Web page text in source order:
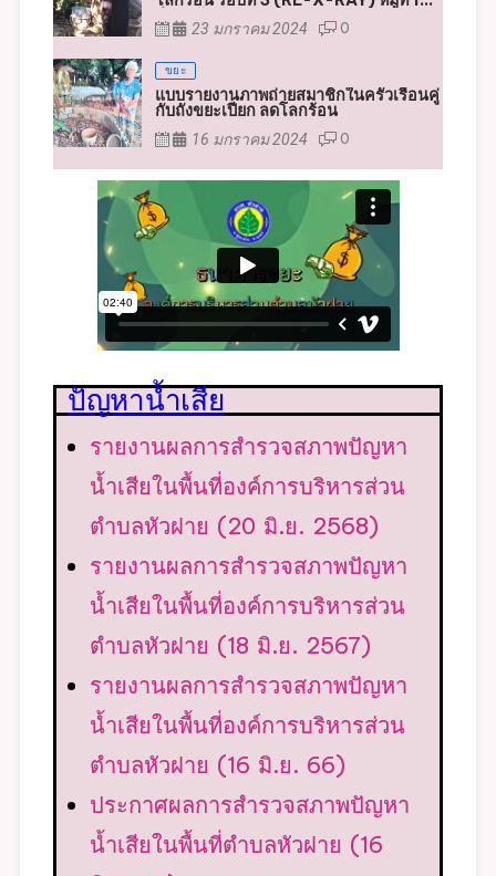
23 มกราคม 2024 0
แบบรายงานภาพถ่ายสมาชิกในครัวเรือนคู่
กับถังขยะเปียก ลดโลกร้อน
16 มกราคม 2024
ปัญหาน้ำเสีย
รายงานผลการสำรวจสภาพปัญหา
น้ำเสียในพื้นที่องค์การบริหารส่วน
ตำบลหัวฝาย (20 มิ.ย. 2568)
รายงานผลการสำรวจสภาพปัญหา
น้ำเสียในพื้นที่องค์การบริหารส่วน
ตำบลหัวฝาย (18 มิ.ย. 2567)
รายงานผลการสำรวจสภาพปัญหา
น้ำเสียในพื้นที่องค์การบริหารส่วน
ตำบลหัวฝาย (16 มิ.ย. 66)
ประกาศผลการสำรวจสภาพปัญหา
น้ำเสียในพื้นที่ตำบลหัวฝาย (16
มิ.ย. 66)